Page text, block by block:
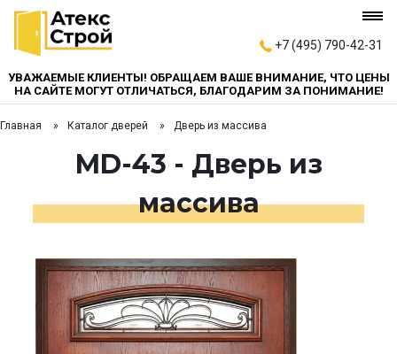
+7 (495) 790-42-31
УВАЖАЕМЫЕ КЛИЕНТЫ! ОБРАЩАЕМ ВАШЕ ВНИМАНИЕ, ЧТО ЦЕНЫ
НА САЙТЕ МОГУТ ОТЛИЧАТЬСЯ, БЛАГОДАРИМ ЗА ПОНИМАНИЕ!
Главная Каталог дверей Дверь из массива
MD-43 - Дверь из
массива